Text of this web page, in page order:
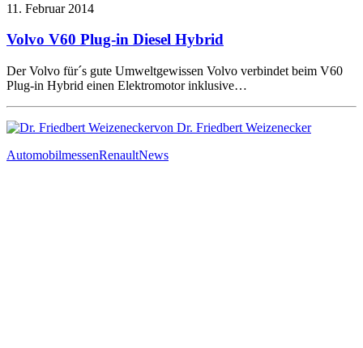
11. Februar 2014
Volvo V60 Plug-in Diesel Hybrid
Der Volvo für´s gute Umweltgewissen Volvo verbindet beim V60
Plug-in Hybrid einen Elektromotor inklusive…
von Dr. Friedbert Weizenecker
AutomobilmessenRenaultNews